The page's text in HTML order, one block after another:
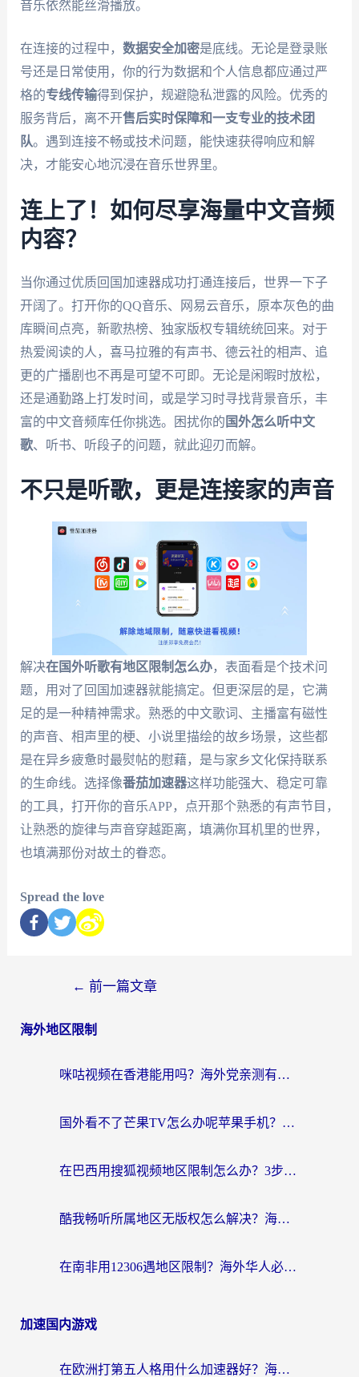
音乐依然能丝滑播放。
在连接的过程中， 数据安全加密是底线。无论是登录账
号还是日常使用，你的行为数据和个人信息都应通过严
格的专线传输得到保护，规避隐私泄露的风险。优秀的
服务背后，离不开售后实时保障和一支专业的技术团
队。遇到连接不畅或技术问题，能快速获得响应和解
决，才能安心地沉浸在音乐世界里。
连上了！如何尽享海量中文音频
内容？
当你通过优质回国加速器成功打通连接后，世界一下子
开阔了。打开你的QQ音乐、网易云音乐，原本灰色的曲
库瞬间点亮，新歌热榜、独家版权专辑统统回来。对于
热爱阅读的人，喜马拉雅的有声书、德云社的相声、追
更的广播剧也不再是可望不可即。无论是闲暇时放松，
还是通勤路上打发时间，或是学习时寻找背景音乐，丰
富的中文音频库任你挑选。困扰你的 国外怎么听中文
歌、听书、听段子的问题，就此迎刃而解。
不只是听歌，更是连接家的声音
解决在国外听歌有地区限制怎么办，表面看是个技术问
题，用对了回国加速器就能搞定。但更深层的是，它满
足的是一种精神需求。熟悉的中文歌词、主播富有磁性
的声音、相声里的梗、小说里描绘的故乡场景，这些都
是在异乡疲惫时最熨帖的慰藉，是与家乡文化保持联系
的生命线。选择像番茄加速器这样功能强大、稳定可靠
的工具，打开你的音乐APP，点开那个熟悉的有声节目，
让熟悉的旋律与声音穿越距离，填满你耳机里的世界，
也填满那份对故土的眷恋。
Spread the love
← 前一篇文章
海外地区限制
咪咕视频在香港能用吗？海外党亲测有效的回国加速方案来了
国外看不了芒果TV怎么办呢苹果手机？海外党追剧游戏的全能解决方案
在巴西用搜狐视频地区限制怎么办？3步解决海外看国内剧的烦恼
酷我畅听所属地区无版权怎么解决？海外党必看的回国加速全攻略
在南非用12306遇地区限制？海外华人必看的回国加速全攻略（附B站芒果TV解锁技巧）
加速国内游戏
在欧洲打第五人格用什么加速器好？海外党亲测有效的国服游戏加速方案